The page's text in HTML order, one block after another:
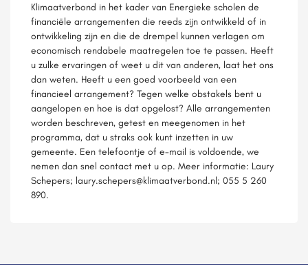
Klimaatverbond in het kader van Energieke scholen de
financiële arrangementen die reeds zijn ontwikkeld of in
ontwikkeling zijn en die de drempel kunnen verlagen om
economisch rendabele maatregelen toe te passen. Heeft
u zulke ervaringen of weet u dit van anderen, laat het ons
dan weten. Heeft u een goed voorbeeld van een
financieel arrangement? Tegen welke obstakels bent u
aangelopen en hoe is dat opgelost? Alle arrangementen
worden beschreven, getest en meegenomen in het
programma, dat u straks ook kunt inzetten in uw
gemeente. Een telefoontje of e-mail is voldoende, we
nemen dan snel contact met u op. Meer informatie: Laury
Schepers; laury.schepers@klimaatverbond.nl; 055 5 260
890.